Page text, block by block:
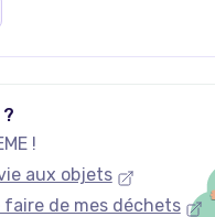
!
aux objets
faire de mes déchets